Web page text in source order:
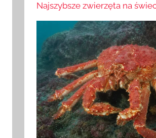
Najszybsze zwierzęta na